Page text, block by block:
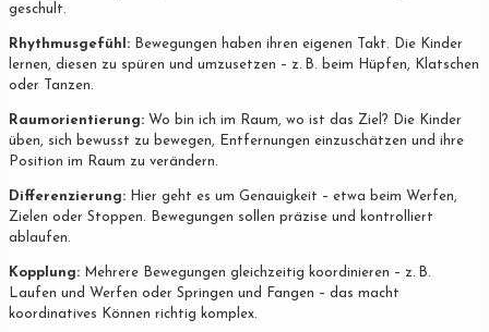
geschult.
Rhythmusgefühl: Bewegungen haben ihren eigenen Takt. Die Kinder
lernen, diesen zu spüren und umzusetzen – z. B. beim Hüpfen, Klatschen
oder Tanzen.
Raumorientierung: Wo bin ich im Raum, wo ist das Ziel? Die Kinder
üben, sich bewusst zu bewegen, Entfernungen einzuschätzen und ihre
Position im Raum zu verändern.
Differenzierung: Hier geht es um Genauigkeit – etwa beim Werfen,
Zielen oder Stoppen. Bewegungen sollen präzise und kontrolliert
ablaufen.
Kopplung: Mehrere Bewegungen gleichzeitig koordinieren – z. B.
Laufen und Werfen oder Springen und Fangen – das macht
koordinatives Können richtig komplex.